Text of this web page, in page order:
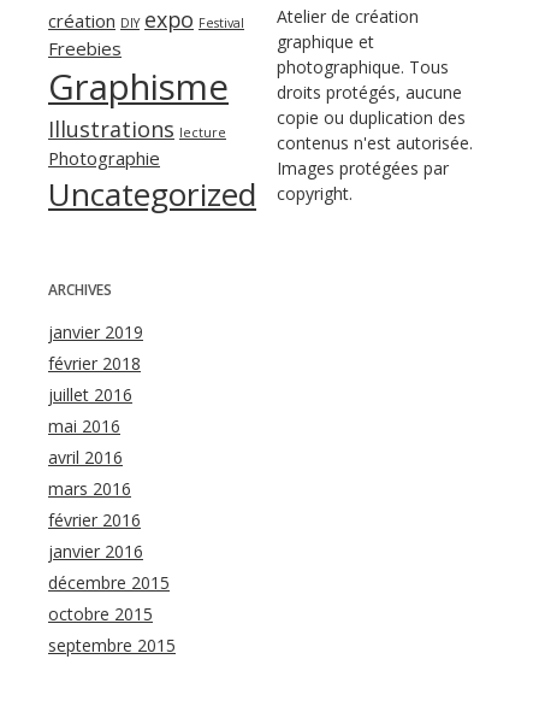
création DIY expo Festival
Freebies
Graphisme
Illustrations lecture
Photographie
Uncategorized
Atelier de création
graphique et
photographique. Tous
droits protégés, aucune
copie ou duplication des
contenus n'est autorisée.
Images protégées par
copyright.
ARCHIVES
janvier 2019
février 2018
juillet 2016
mai 2016
avril 2016
mars 2016
février 2016
janvier 2016
décembre 2015
octobre 2015
septembre 2015